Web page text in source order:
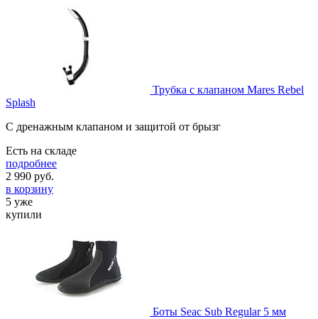
Трубка с клапаном Mares Rebel
Splash
C дренажным клапаном и защитой от брызг
Есть на складе
подробнее
2 990 руб.
в корзину
5 уже
купили
Боты Seac Sub Regular 5 мм